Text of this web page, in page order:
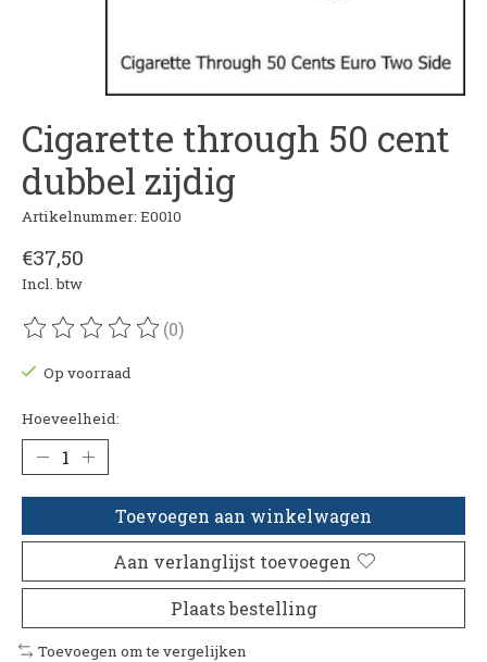
Cigarette through 50 cent
dubbel zijdig
Artikelnummer: E0010
€37,50
Incl. btw
De beoordeling van dit product is
(0)
Op voorraad
Hoeveelheid:
Toevoegen aan winkelwagen
Aan verlanglijst toevoegen
Plaats bestelling
Toevoegen om te vergelijken